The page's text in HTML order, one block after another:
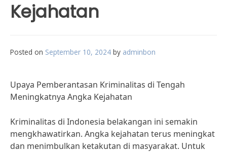
Kejahatan
Posted on September 10, 2024 by adminbon
Upaya Pemberantasan Kriminalitas di Tengah
Meningkatnya Angka Kejahatan
Kriminalitas di Indonesia belakangan ini semakin
mengkhawatirkan. Angka kejahatan terus meningkat
dan menimbulkan ketakutan di masyarakat. Untuk